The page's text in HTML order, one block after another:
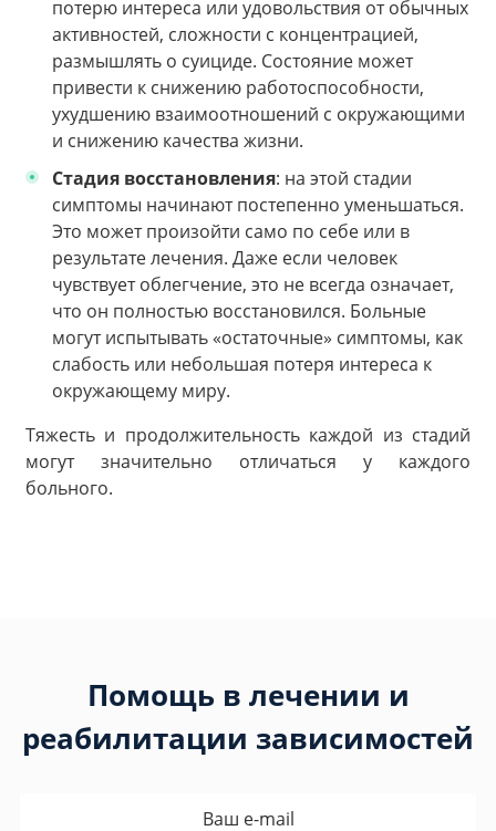
потерю интереса или удовольствия от обычных
активностей, сложности с концентрацией,
размышлять о суициде. Состояние может
привести к снижению работоспособности,
ухудшению взаимоотношений с окружающими
и снижению качества жизни.
Стадия восстановления: на этой стадии
симптомы начинают постепенно уменьшаться.
Это может произойти само по себе или в
результате лечения. Даже если человек
чувствует облегчение, это не всегда означает,
что он полностью восстановился. Больные
могут испытывать «остаточные» симптомы, как
слабость или небольшая потеря интереса к
окружающему миру.
Тяжесть и продолжительность каждой из стадий
могут значительно отличаться у каждого
больного.
Помощь в лечении и
реабилитации зависимостей